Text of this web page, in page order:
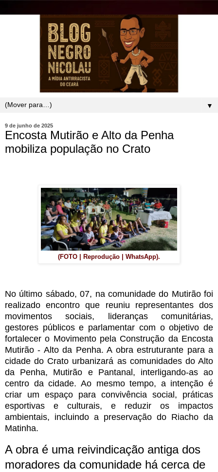
▼
9 de junho de 2025
Encosta Mutirão e Alto da Penha
mobiliza população no Crato
(FOTO | Reprodução | WhatsApp).
No último sábado, 07, na comunidade do Mutirão foi
realizado encontro que reuniu representantes dos
movimentos sociais, lideranças comunitárias,
gestores públicos e parlamentar com o objetivo de
fortalecer o Movimento pela Construção da Encosta
Mutirão - Alto da Penha. A obra estruturante para a
cidade do Crato urbanizará as comunidades do Alto
da Penha, Mutirão e Pantanal, interligando-as ao
centro da cidade. Ao mesmo tempo, a intenção é
criar um espaço para convivência social, práticas
esportivas e culturais, e reduzir os impactos
ambientais, incluindo a preservação do Riacho da
Matinha.
A obra é uma reivindicação antiga dos
moradores da comunidade há cerca de